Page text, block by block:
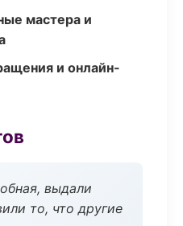
мастера и
и онлайн-
выдали
то, что другие